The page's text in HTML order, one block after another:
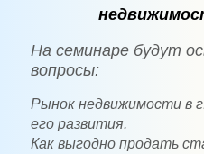
На семинаре будут
вопросы:
Рынок недвижимости в
его развития.
Как выгодно продать